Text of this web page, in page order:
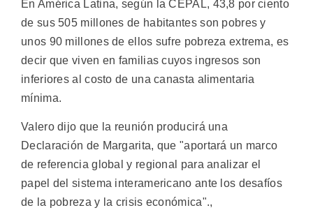
En América Latina, según la CEPAL, 43,8 por ciento
de sus 505 millones de habitantes son pobres y
unos 90 millones de ellos sufre pobreza extrema, es
decir que viven en familias cuyos ingresos son
inferiores al costo de una canasta alimentaria
mínima.
Valero dijo que la reunión producirá una
Declaración de Margarita, que "aportará un marco
de referencia global y regional para analizar el
papel del sistema interamericano ante los desafíos
de la pobreza y la crisis económica".,